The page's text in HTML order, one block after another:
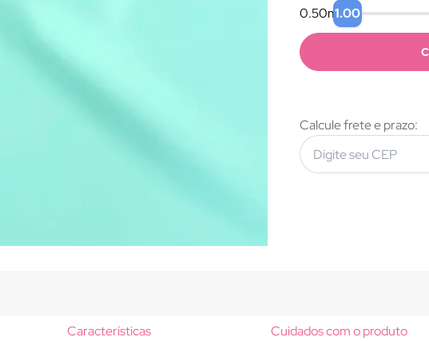
0.50m1.00
Calcule frete e prazo:
Características Cuidados com o produto